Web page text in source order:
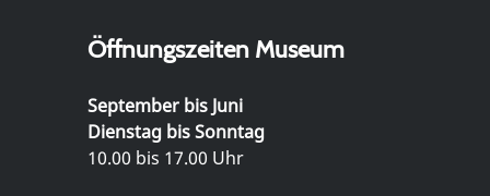
Öffnungszeiten Museum
September bis Juni
Dienstag bis Sonntag
10.00 bis 17.00 Uhr